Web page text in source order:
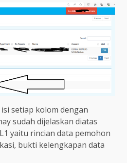
setiap kolom dengan
sudah dijelaskan diatas
yaitu rincian data pemohon
bukti kelengkapan data